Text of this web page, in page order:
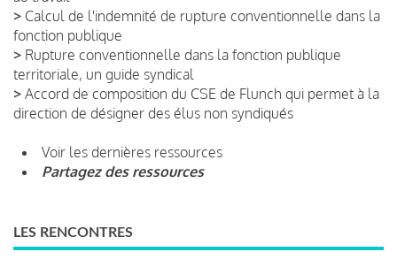
> Calcul de l'indemnité de rupture conventionnelle dans la
fonction publique
> Rupture conventionnelle dans la fonction publique
territoriale, un guide syndical
> Accord de composition du CSE de Flunch qui permet à la
direction de désigner des élus non syndiqués
Voir les dernières ressources
Partagez des ressources
LES RENCONTRES